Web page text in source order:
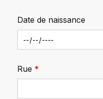
Date de naissance
Rue